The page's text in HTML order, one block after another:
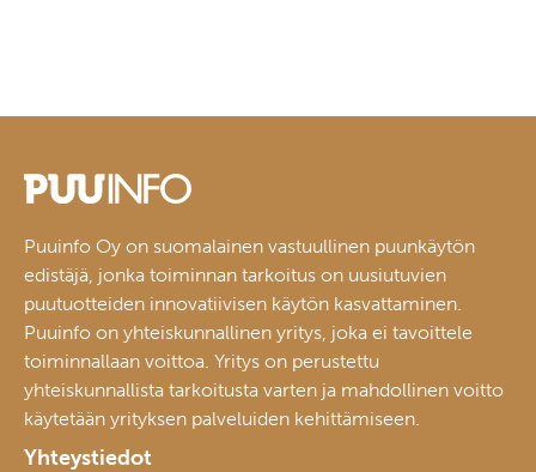
Puuinfo Oy on suomalainen vastuullinen puunkäytön
edistäjä, jonka toiminnan tarkoitus on uusiutuvien
puutuotteiden innovatiivisen käytön kasvattaminen.
Puuinfo on yhteiskunnallinen yritys, joka ei tavoittele
toiminnallaan voittoa. Yritys on perustettu
yhteiskunnallista tarkoitusta varten ja mahdollinen voitto
käytetään yrityksen palveluiden kehittämiseen.
Yhteystiedot